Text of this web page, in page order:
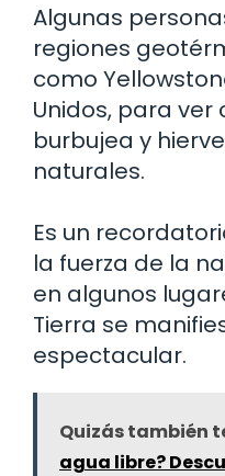
Algunas
regiones
como
Unidos, para ver
burbujea y
naturales.
Es un
la fuerza de la
en algunos
Tierra se
espectacular.
Quizás también
agua libre?